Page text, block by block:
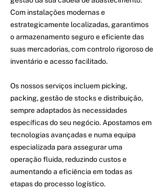
Com instalações modernas e
estrategicamente localizadas, garantimos
o armazenamento seguro e eficiente das
suas mercadorias, com controlo rigoroso de
inventário e acesso facilitado.
Os nossos serviços incluem picking,
packing, gestão de stocks e distribuição,
sempre adaptados às necessidades
específicas do seu negócio. Apostamos em
tecnologias avançadas e numa equipa
especializada para assegurar uma
operação fluida, reduzindo custos e
aumentando a eficiência em todas as
etapas do processo logístico.